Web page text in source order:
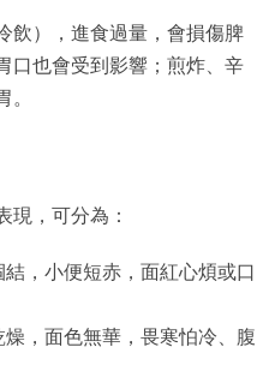
飲），進食過量，會損傷脾
口也會受到影響；煎炸、辛
現，可分為：
，小便短赤，面紅心煩或口
，面色無華，畏寒怕冷、腹